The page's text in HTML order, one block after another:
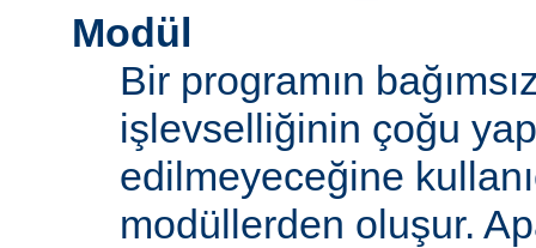
Modül
Bir programın
işlevselliğinin çoğu
edilmeyeceğine
modüllerden oluşur.